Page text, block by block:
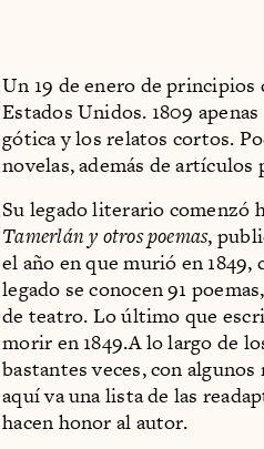
Un 19 de enero de
Estados Unidos. 1809
gótica y los relatos cortos.
novelas, además de
Su legado literario comenzó
Tamerlán y otros poemas,
el año en que murió en
legado se conocen 91
de teatro. Lo último que
morir en 1849.A lo largo de
bastantes veces, con
aquí va una lista de las
hacen honor al autor.